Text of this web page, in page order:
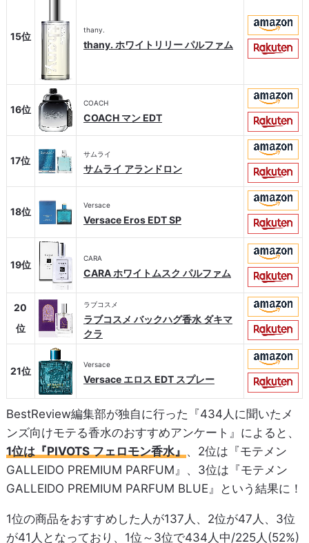
15位
thany.
thany. ホワイトリリー パルファム
16位
COACH
COACH マン EDT
17位
サムライ
サムライ アランドロン
18位
Versace
Versace Eros EDT SP
19位
CARA
CARA ホワイトムスク パルファム
20
位
ラブコスメ
ラブコスメ バックハグ香水 ダキマ
クラ
21位
Versace
Versace エロス EDT スプレー
BestReview編集部が独自に行った『434人に聞いたメ
ンズ向けモテる香水のおすすめアンケート』によると、
1位は『PIVOTS フェロモン香水』 、2位は『モテメン
GALLEIDO PREMIUM PARFUM』、3位は『モテメン
GALLEIDO PREMIUM PARFUM BLUE』という結果に！
1位の商品をおすすめした人が137人、2位が47人、3位
が41人となっており、1位～3位で434人中/225人(52%)